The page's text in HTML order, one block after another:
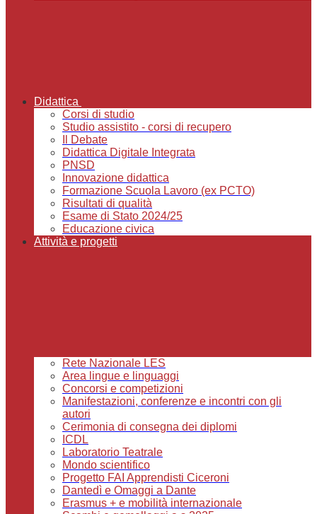
Didattica
Corsi di studio
Studio assistito - corsi di recupero
Il Debate
Didattica Digitale Integrata
PNSD
Innovazione didattica
Formazione Scuola Lavoro (ex PCTO)
Risultati di qualità
Esame di Stato 2024/25
Educazione civica
Attività e progetti
Rete Nazionale LES
Area lingue e linguaggi
Concorsi e competizioni
Manifestazioni, conferenze e incontri con gli
autori
Cerimonia di consegna dei diplomi
ICDL
Laboratorio Teatrale
Mondo scientifico
Progetto FAI Apprendisti Ciceroni
Dantedì e Omaggi a Dante
Erasmus + e mobilità internazionale